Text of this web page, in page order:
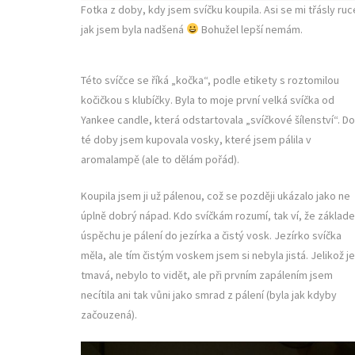
Fotka z doby, kdy jsem svíčku koupila. Asi se mi třásly
jak jsem byla nadšená
Bohužel lepší nemám.
Této svíčce se říká „kočka“, podle etikety s roztomilou
kočičkou s klubíčky. Byla to moje první velká svíčka od
Yankee candle, která odstartovala „svíčkové šílenství“. Do
té doby jsem kupovala vosky, které jsem pálila v
aromalampě (ale to dělám pořád).
Koupila jsem ji už pálenou, což se později ukázalo jako ne
úplně dobrý nápad. Kdo svíčkám rozumí, tak ví, že
úspěchu je pálení do jezírka a čistý vosk. Jezírko svíčka
měla, ale tím čistým voskem jsem si nebyla jistá. Jelikož je
tmavá, nebylo to vidět, ale při prvním zapálením jsem
necítila ani tak vůni jako smrad z pálení (byla jak kdyby
začouzená).